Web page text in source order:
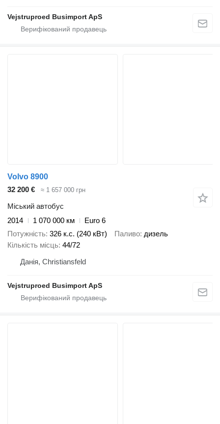
Vejstruproed Busimport ApS
Volvo 8900
32 200 €
≈ 1 657 000 грн
Міський автобус
2014
1 070 000 км
Euro 6
Потужність 326 к.с. (240 кВт) Паливо дизель
Кількість місць 44/72
Данія, Christiansfeld
Vejstruproed Busimport ApS